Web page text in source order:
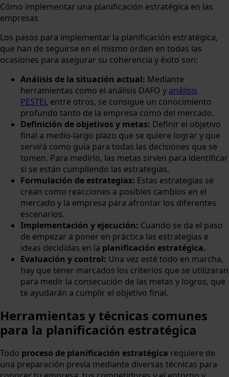
Cómo implementar una planificación estratégica en las
empresas
Los pasos para implementar la planificación estratégica,
que han de seguirse en el mismo orden en todas las
ocasiones para asegurar su coherencia y éxito son:
Análisis de la situación actual: Mediante
herramientas como el análisis DAFO y análisis
PESTEL entre otros, se consigue un conocimiento
profundo tanto de la empresa como del mercado.
Definición de objetivos y metas: Definir el objetivo
final a medio-largo plazo que se quiere lograr y que
servirá como guía para todas las decisiones que se
tomen. Para medirlo, las metas sirven para identificar
si se están cumpliendo las estrategias.
Formulación de estrategias: Estas estrategias se
crean como reacciones a posibles cambios en el
mercado y la empresa para afrontar los diferentes
escenarios.
Implementación y ejecución: Cuando se da el paso
de empezar a poner en práctica las estrategias e
ideas decididas en la planificación estratégica.
Evaluación y control: Una vez esté todo en marcha,
hay que tener marcados los criterios que se utilizaran
para medir la consecución de las metas y logros, que
te ayudarán a cumplir el objetivo final.
Herramientas y técnicas comunes
para la planificación estratégica
Todo proceso de planificación estratégica requiere de
una preparación previa mediante diversas técnicas para